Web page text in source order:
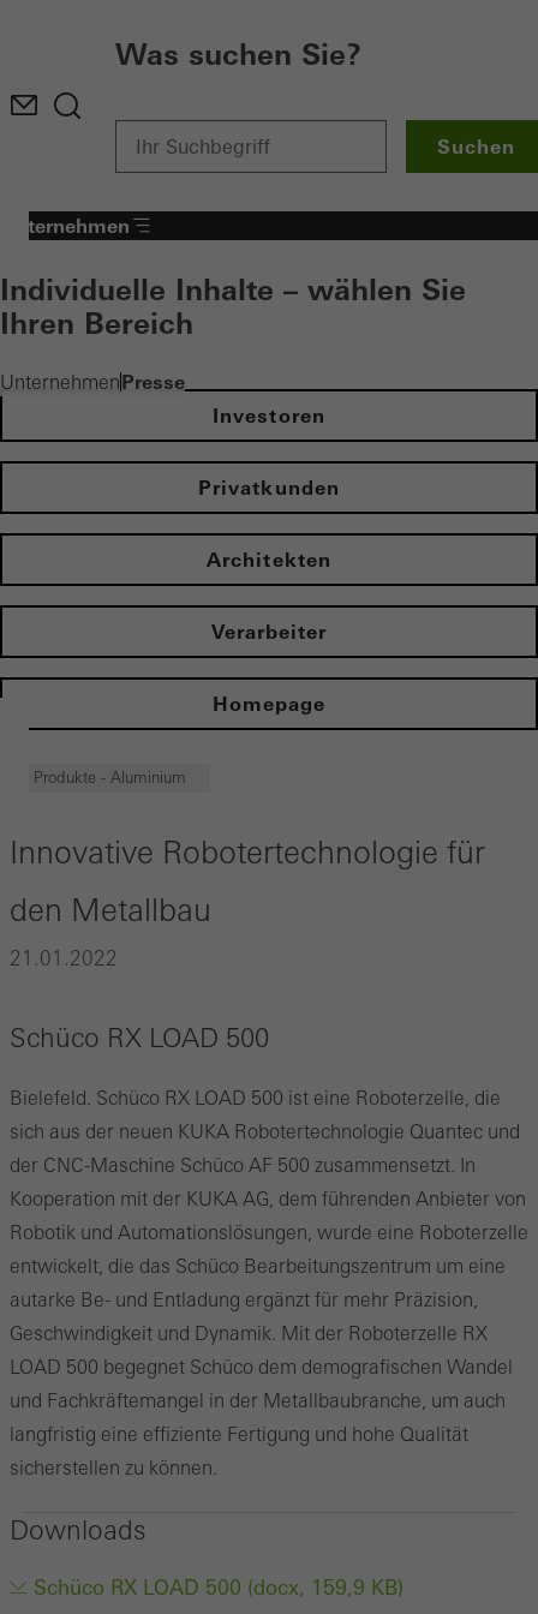
Was suchen Sie?
Suchen
UnternehmenPresse
Unternehmen
Individuelle Inhalte – wählen Sie
Ihren Bereich
Investoren
Privatkunden
Architekten
Verarbeiter
Homepage
Produkte - Aluminium
Innovative Robotertechnologie für
den Metallbau
21.01.2022
Schüco RX LOAD 500
Bielefeld. Schüco RX LOAD 500 ist eine Roboterzelle, die
sich aus der neuen KUKA Robotertechnologie Quantec und
der CNC-Maschine Schüco AF 500 zusammensetzt. In
Kooperation mit der KUKA AG, dem führenden Anbieter von
Robotik und Automationslösungen, wurde eine Roboterzelle
entwickelt, die das Schüco Bearbeitungszentrum um eine
autarke Be- und Entladung ergänzt für mehr Präzision,
Geschwindigkeit und Dynamik. Mit der Roboterzelle RX
LOAD 500 begegnet Schüco dem demografischen Wandel
und Fachkräftemangel in der Metallbaubranche, um auch
langfristig eine effiziente Fertigung und hohe Qualität
sicherstellen zu können.
Downloads
Schüco RX LOAD 500 (docx, 159,9 KB)